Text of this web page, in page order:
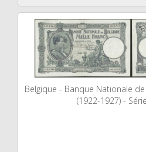
Belgique - Banque Nationale
(1922-1927) -